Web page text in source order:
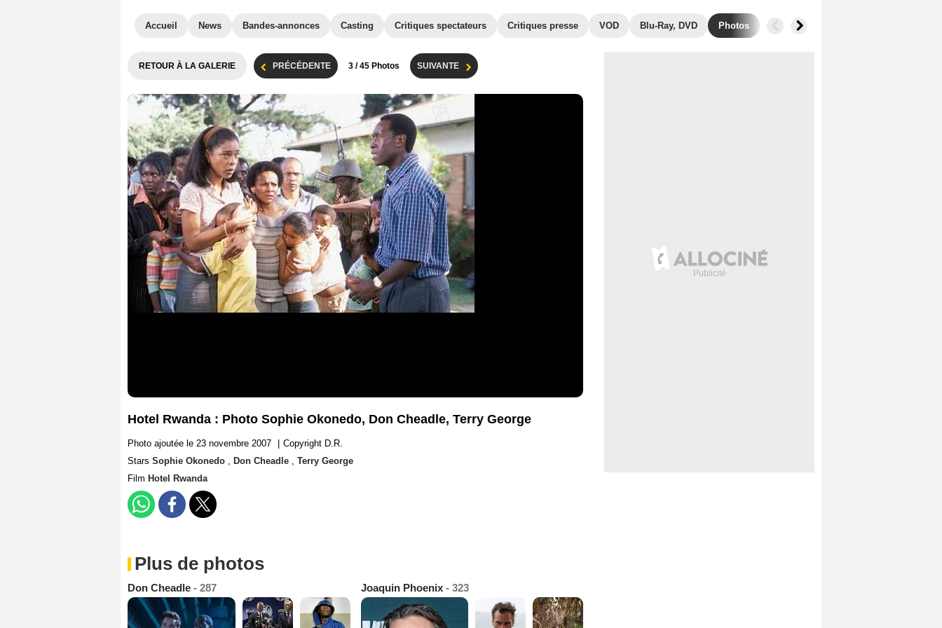
Accueil News Bandes-annonces Casting Critiques spectateurs Critiques presse VOD Blu-Ray, DVD Photos Musique
RETOUR À LA GALERIE PRÉCÉDENTE 3 / 45 Photos SUIVANTE
Hotel Rwanda : Photo Sophie Okonedo, Don Cheadle, Terry George
Photo ajoutée le 23 novembre 2007
Copyright D.R.
Stars Sophie Okonedo , Don Cheadle , Terry George
Film Hotel Rwanda
Plus de photos
Don Cheadle - 287 Joaquin Phoenix - 323